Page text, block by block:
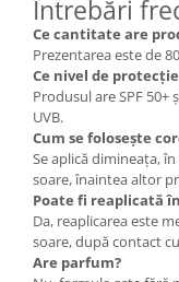
Întrebări
Ce cantitate are
Prezentarea este de
Ce nivel de
Produsul are SPF 50+
UVB.
Cum se folosește
Se aplică dimineața,
soare, înaintea altor
Poate fi reaplicată
Da, reaplicarea este
soare, după contact
Are parfum?